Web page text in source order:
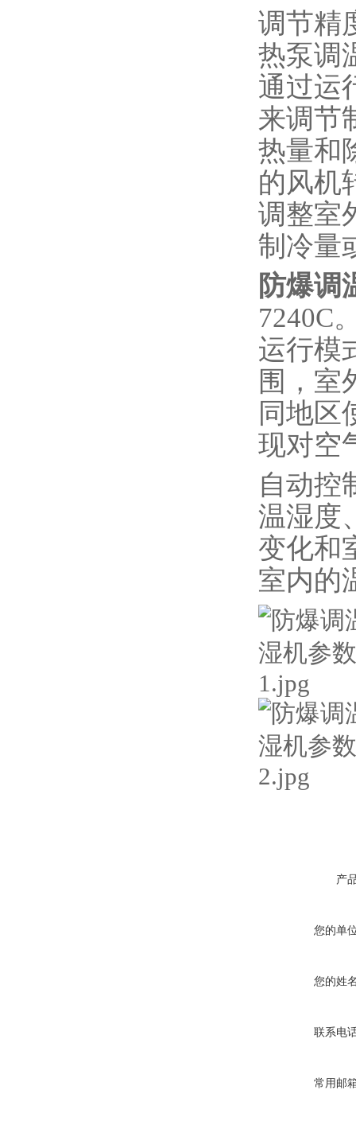
调节精
热泵调
通过运
来调节
热量和
的风机
调整室
制冷量
防爆调
7240C
运行模
围，室
同地区
现对空
自动控
温湿度
变化和
室内的
产
您的单
您的姓
联系电
常用邮